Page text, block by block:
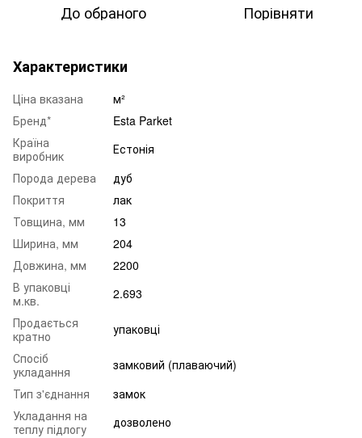
До обраного Порівняти
Характеристики
Ціна вказана
м²
Бренд*
Esta Parket
Країна
виробник
Естонія
Порода дерева
дуб
Покриття
лак
Товщина, мм
13
Ширина, мм
204
Довжина, мм
2200
В упаковці
м.кв.
2.693
Продається
кратно
упаковці
Спосіб
укладання
замковий (плаваючий)
Тип з'єднання
замок
Укладання на
теплу підлогу
дозволено